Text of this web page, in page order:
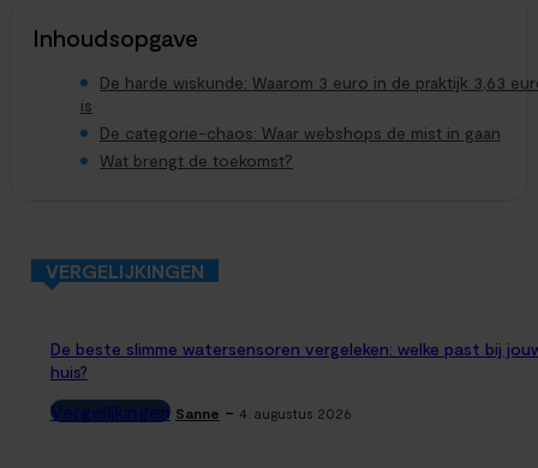
Inhoudsopgave
De harde wiskunde: Waarom 3 euro in de praktijk 3,63
is
De categorie-chaos: Waar webshops de mist in gaan
Wat brengt de toekomst?
VERGELIJKINGEN
De beste slimme watersensoren vergeleken: welke past bij
huis?
Vergelijkingen Sanne - 4. augustus 2026